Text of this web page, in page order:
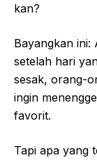
kan?
Bayangkan ini:
setelah hari
sesak, orang-
ingin
favorit.
Tapi apa yang